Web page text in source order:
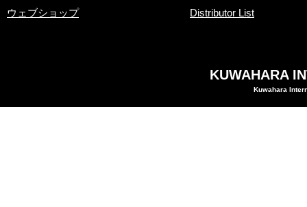
ウェブショップ
Distributor List
Kuwahara
KUWAHARA